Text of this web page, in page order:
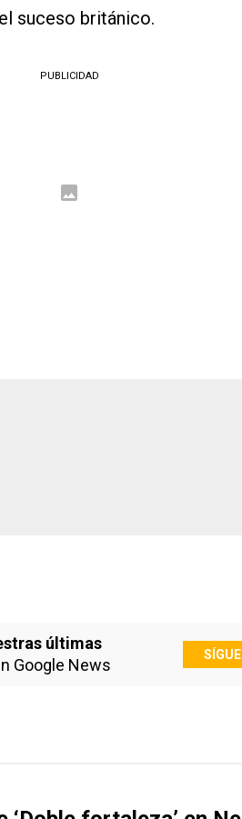
suceso británico.
PUBLICIDAD
últimas
Google News